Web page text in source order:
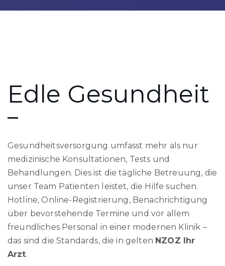
Edle Gesundheit
Gesundheitsversorgung umfasst mehr als nur
medizinische Konsultationen, Tests und
Behandlungen. Dies ist die tägliche Betreuung, die
unser Team Patienten leistet, die Hilfe suchen.
Hotline, Online-Registrierung, Benachrichtigung
über bevorstehende Termine und vor allem
freundliches Personal in einer modernen Klinik –
das sind die Standards, die in gelten NZOZ Ihr
Arzt.